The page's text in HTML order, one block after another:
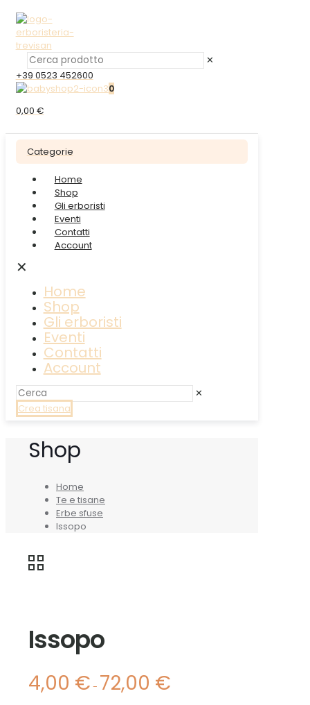
✕
+39 0523 452600
0
0,00 €
Categorie
Home
Shop
Gli erboristi
Eventi
Contatti
Account
✕
Home
Shop
Gli erboristi
Eventi
Contatti
Account
✕
Crea tisana
Shop
Home
Te e tisane
Erbe sfuse
Issopo
Issopo
4,00 € - 72,00 €